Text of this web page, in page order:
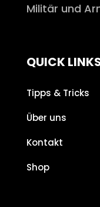
Militär und
QUICK
Tipps & Tricks
Über uns
Kontakt
Shop